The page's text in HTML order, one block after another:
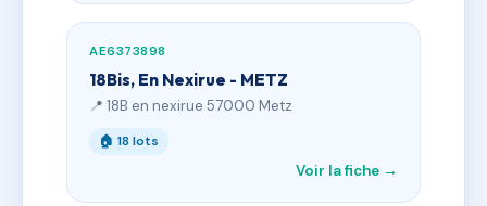
AE6373898
18Bis, En Nexirue - METZ
📍 18B en nexirue 57000 Metz
🏠 18 lots
Voir la fiche →